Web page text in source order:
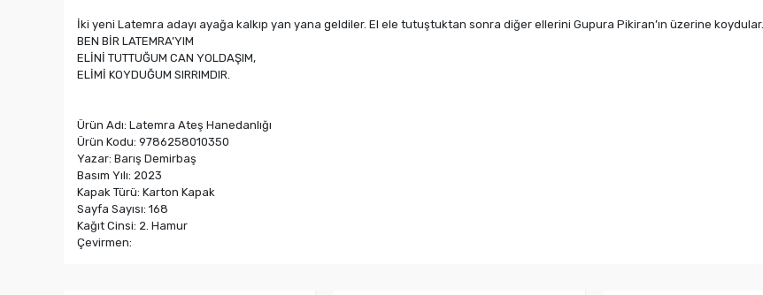
İki yeni Latemra adayı ayağa kalkıp yan yana geldiler. El ele tutuştuktan sonra diğer ellerini Gupura Pikiran’ın üzerine koydular.
BEN BİR LATEMRA’YIM
ELİNİ TUTTUĞUM CAN YOLDAŞIM,
ELİMİ KOYDUĞUM SIRRIMDIR.
Ürün Adı: Latemra Ateş Hanedanlığı
Ürün Kodu: 9786258010350
Yazar: Barış Demirbaş
Basım Yılı: 2023
Kapak Türü: Karton Kapak
Sayfa Sayısı: 168
Kağıt Cinsi: 2. Hamur
Çevirmen: